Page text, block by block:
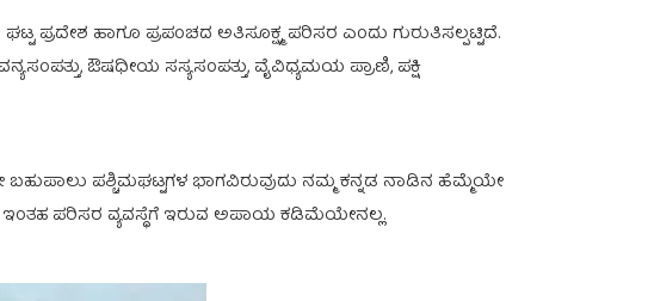
ಪ್ರದೇಶ ಹಾಗೂ ಪ್ರಪಂಚದ ಅತಿಸೂಕ್ಷ್ಮ ಪರಿಸರ ಎಂದು ಗುರುತಿಸಲ್ಪಟ್ಟಿದೆ.
ಔಷಧೀಯ ಸಸ್ಯಸಂಪತ್ತು, ವೈವಿಧ್ಯಮಯ ಪ್ರಾಣಿ, ಪಕ್ಷಿ
ಬಹುಪಾಲು ಪಶ್ಚಿಮಘಟ್ಟಗಳ ಭಾಗವಿರುವುದು ನಮ್ಮ ಕನ್ನಡ ನಾಡಿನ ಹೆಮ್ಮೆಯೇ
ಇಂತಹ ಪರಿಸರ ವ್ಯವಸ್ಥೆಗೆ ಇರುವ ಅಪಾಯ ಕಡಿಮೆಯೇನಲ್ಲ.